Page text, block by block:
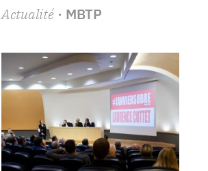
Actualité· MBTP